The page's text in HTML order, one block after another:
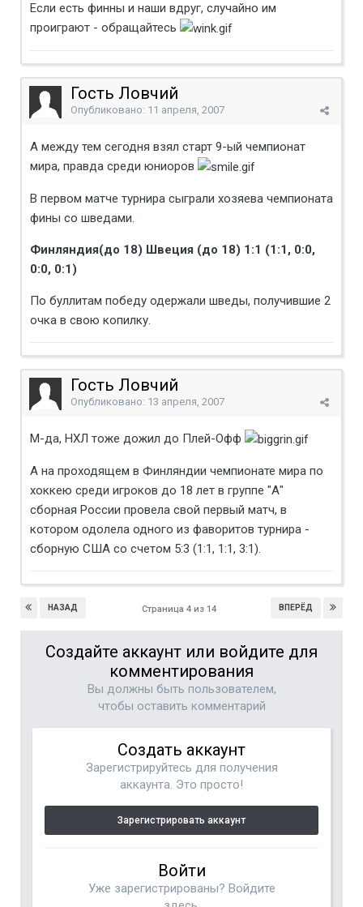
Если есть финны и наши вдруг, случайно им
проиграют - обращайтесь
Гость Ловчий
Опубликовано: 11 апреля, 2007
А между тем сегодня взял старт 9-ый чемпионат
мира, правда среди юниоров
В первом матче турнира сыграли хозяева чемпионата
фины со шведами.
Финляндия(до 18) Швеция (до 18) 1:1 (1:1, 0:0,
0:0, 0:1)
По буллитам победу одержали шведы, получившие 2
очка в свою копилку.
Гость Ловчий
Опубликовано: 13 апреля, 2007
М-да, НХЛ тоже дожил до Плей-Офф
А на проходящем в Финляндии чемпионате мира по
хоккею среди игроков до 18 лет в группе "А"
сборная России провела свой первый матч, в
котором одолела одного из фаворитов турнира -
сборную США со счетом 5:3 (1:1, 1:1, 3:1).
НАЗАД ВПЕРЁД
Страница 4 из 14
Создайте аккаунт или войдите для
комментирования
Вы должны быть пользователем,
чтобы оставить комментарий
Создать аккаунт
Зарегистрируйтесь для получения
аккаунта. Это просто!
Зарегистрировать аккаунт
Войти
Уже зарегистрированы? Войдите